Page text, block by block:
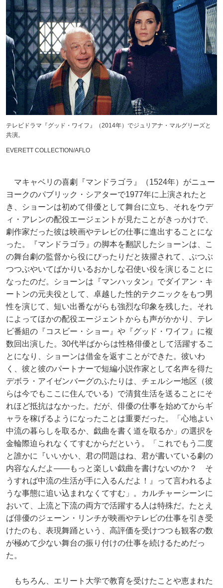
テレビドラマ『グッド・ワイフ』（2014年）でジュリアナ・マルグリーズと
共演。
EVERETT COLLECTION/AFLO
マキャベリの喜劇『マンドラゴラ』（1524年）がニュー
ヨークのパブリック・シアターで1977年に上演されたと
き、ショーンは初めて俳優として舞台に立ち、それをウデ
ィ・アレンの配役エージェントが見たことがきっかけで、
劇作家だった彼は映画やテレビの仕事に進出することにな
った。『マンドラゴラ』の脚本を翻訳したショーンは、こ
の舞台劇の監督から役にぴったりだと抜擢されて、ぶつぶ
つつぶやいてばかりいるおかしな召使い役を演じることに
なったのだ。ショーンは『マンハッタン』でダイアン・キ
ートンの元夫役として、卓越した性的テクニックをもつ男
性を演じて、短い出番ながらも強烈な印象を残した。それ
によってほかの配役エージェントからも声がかかり、テレ
ビ番組の『コスビー・ショー』や『グッド・ワイフ』に複
数回出演した。30代半ばからは性格俳優として活躍するこ
とになり、ショーンは借金を返すことができた。彼いわ
く、彼と彼のパートナーで短編小説作家として名声を得た
デボラ・アイゼンバーグのふたりは、チェルシー地区（彼
らは今でもここに住んでいる）で清貧生活を送ることにそ
れほど抵抗はなかった。だが、俳優の仕事を始めてからギ
ャラを稼げるようになったことは重要だった。「心地よい
中流の暮らしを取るか、戯曲を書く道を取るか」の選択を
金輪際迫られなくてすむからだという。「これでもう二度
と誰かに『いいかい、君の問題はね、君が書いている劇の
内容なんだよ――もっと楽しい戯曲を書けないのか？ そ
うすれば中流の生活が手に入るんだよ！』って言われるよ
うな事態に追い込まれなくてすむ」。カルチャーシーンに
おいて、上流と下流の両方で活躍する人は特殊だ。たとえ
ば俳優のジェーン・リンチが映画やテレビの仕事を引き受
けたのも、表現舞踊という、高評価を受けつつも観客の数
が極めて少ない舞台の振り付けの仕事を続けるためだっ
た。
もちろん、エリート大学で教育を受けたことや恵まれた